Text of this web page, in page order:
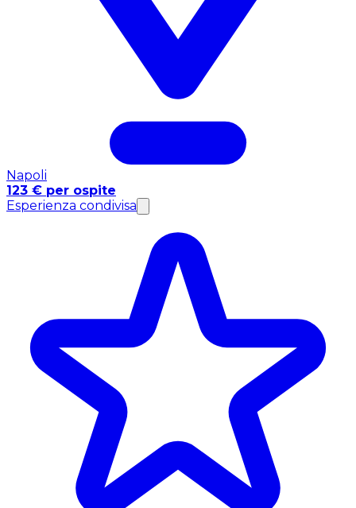
Napoli
123 € per ospite
Esperienza condivisa